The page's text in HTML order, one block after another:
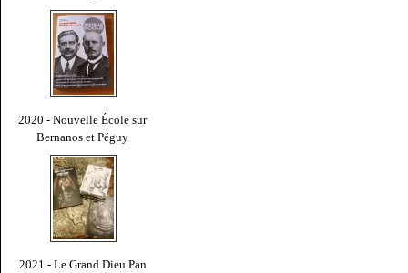
2020 - Nouvelle École sur
Bernanos et Péguy
2021 - Le Grand Dieu Pan